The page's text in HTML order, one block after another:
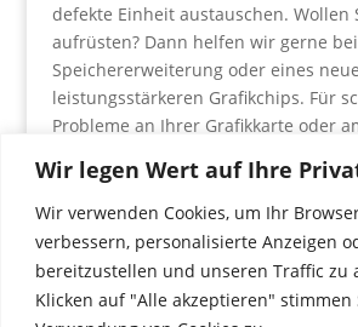
Wir legen Wert auf Ihre
Wir verwenden Cookies, um Ihr
verbessern, personalisierte Anzeigen
bereitzustellen und unseren Traffic zu
Klicken auf "Alle akzeptieren" stimmen
defekte Einheit austauschen. Wollen
aufrüsten? Dann helfen wir gerne
Speichererweiterung oder eines
leistungsstärkeren Grafikchips. Für
Probleme an Ihrer Grafikkarte oder
rechnen.